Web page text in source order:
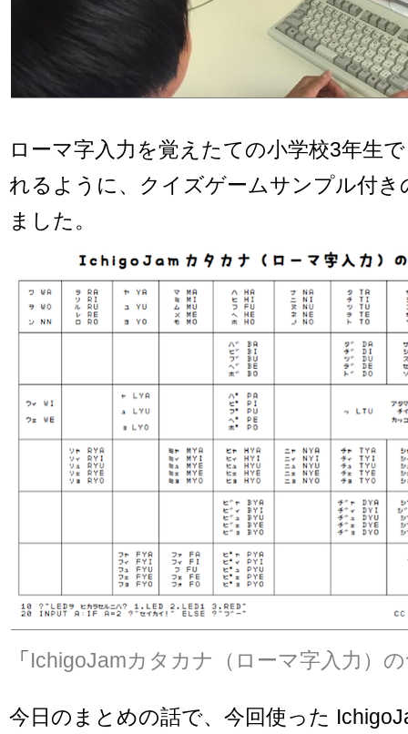
ローマ字入力を覚えたての小学校3年生
れるように、クイズゲームサンプル付
ました。
「IchigoJamカタカナ（ローマ字入力）
今日のまとめの話で、今回使った